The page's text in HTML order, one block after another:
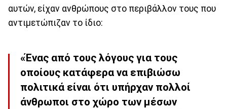
αυτών, είχαν ανθρώπους στο περιβάλλον τους που
αντιμετώπιζαν το ίδιο:
«Ένας από τους λόγους για τους
οποίους κατάφερα να επιβιώσω
πολιτικά είναι ότι υπήρχαν πολλοί
άνθρωποι στο χώρο των μέσων